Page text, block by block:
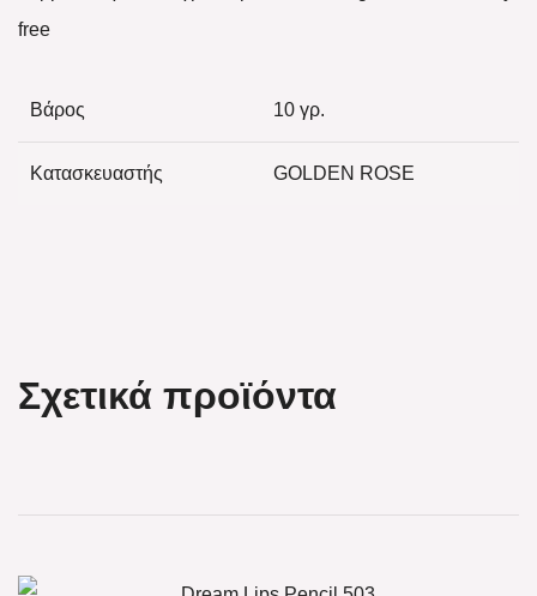
free
Βάρος 10 γρ.
Κατασκευαστής GOLDEN ROSE
Σχετικά προϊόντα